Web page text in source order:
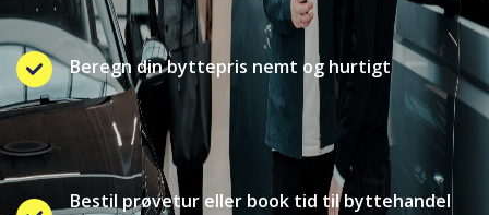
Beregn din byttepris nemt og hurtigt
Bestil prøvetur eller book tid til byttehandel